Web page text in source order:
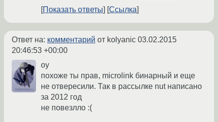
Показать ответы Ссылка
Ответ на: комментарий от kolyanic 03.02.2015
20:46:53 +00:00
оу
похоже ты прав, microlink бинарный и еще
не отвересили. Так в рассылке nut написано
за 2012 год
не повезлло :(